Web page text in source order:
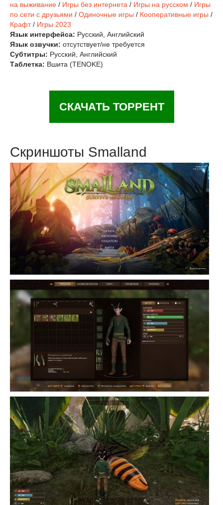
на выживание / Игры без интернета / Игры на русском / Игры
по сети с друзьями / Одиночные игры / Кооперативные игры /
Крафт/ Игры 2023
Язык интерфейса: Русский, Английский
Язык озвучки: отсутствует/не требуется
Субтитры: Русский, Английский
Таблетка: Вшита (TENOKE)
СКАЧАТЬ ТОРРЕНТ
Скриншоты Smalland